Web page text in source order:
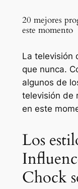
20 mejores
este momento
La televisión
que nunca.
algunos de
televisión de
en este
Los
Chock